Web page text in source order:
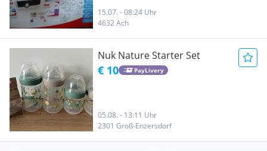
15.07. - 08:24 Uhr
4632 Ach
Nuk Nature Starter Set
€ 10 PayLivery
05.08. - 13:11 Uhr
2301 Groß-Enzersdorf